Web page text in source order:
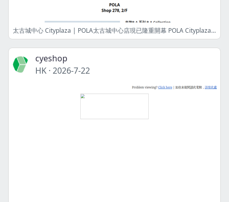
太古城中心 Cityplaza | POLA太古城中心店現已隆重開幕 POLA Cityplaza Shop is Now Open
cyeshop
HK · 2026-7-22